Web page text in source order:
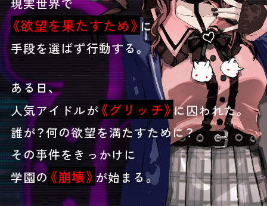
《欲望を果たすため》 に
手段を選ばず行動する。
ある日、
人気アイドルが《グリッチ》に囚われた。
誰が？何の欲望を満たすために？
その事件をきっかけに
学園の《崩壊》 が始まる。